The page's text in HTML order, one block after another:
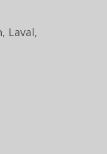
Laval,